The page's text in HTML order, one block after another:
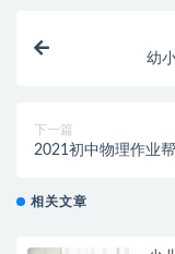
幼
下一篇
2021初中物理作业
相关文章